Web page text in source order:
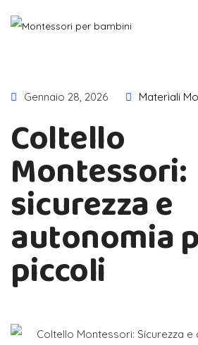
Gennaio 28, 2026 Materiali
Coltello
Montessori:
sicurezza e
autonomia
piccoli